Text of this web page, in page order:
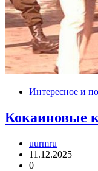
Интересное и
Кокаиновые
uurmru
11.12.2025
0